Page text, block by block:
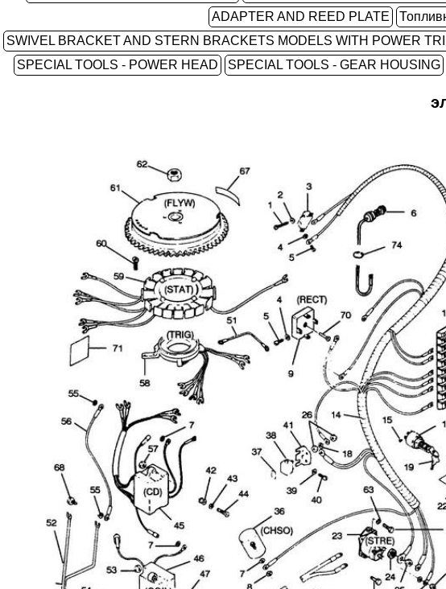
ADAPTER AND REED PLATE
SWIVEL BRACKET AND STERN BRACKETS MODELS WITH POWER
SPECIAL TOOLS - POWER HEAD
SPECIAL TOOLS - GEAR HOUSING